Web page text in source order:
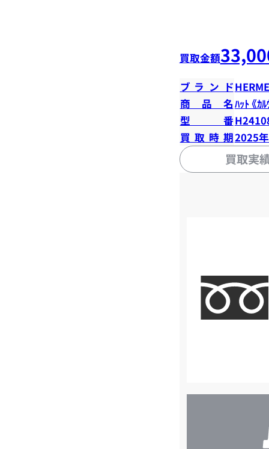
買取金額
ブランド
商品名ﾊｯﾄ 《ｶ
型番
買取時期2025
買取実